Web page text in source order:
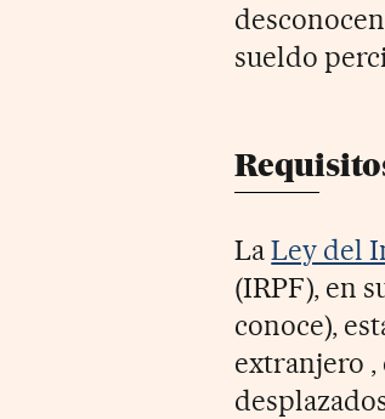
sueldo
LaLey del
(IRPF), en
conoce),
extranjero ,